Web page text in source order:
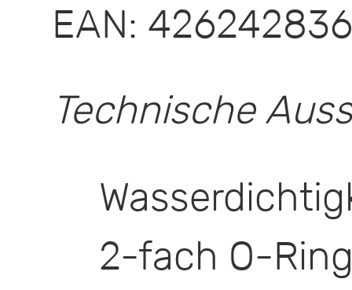
EAN:
Technische
2-fach O-